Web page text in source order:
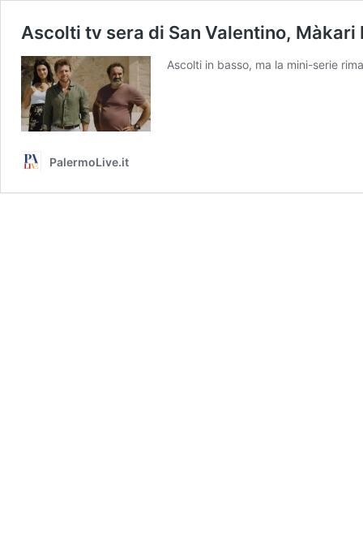
Ascolti tv sera di San Valentino,
Ascolti in basso, ma la mini-serie
PalermoLive.it